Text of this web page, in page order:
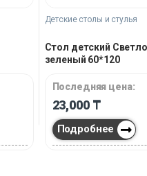
Детские столы и стулья
Стол детский
зеленый 60*120
Последняя цена:
23,000 ₸
Подробнее